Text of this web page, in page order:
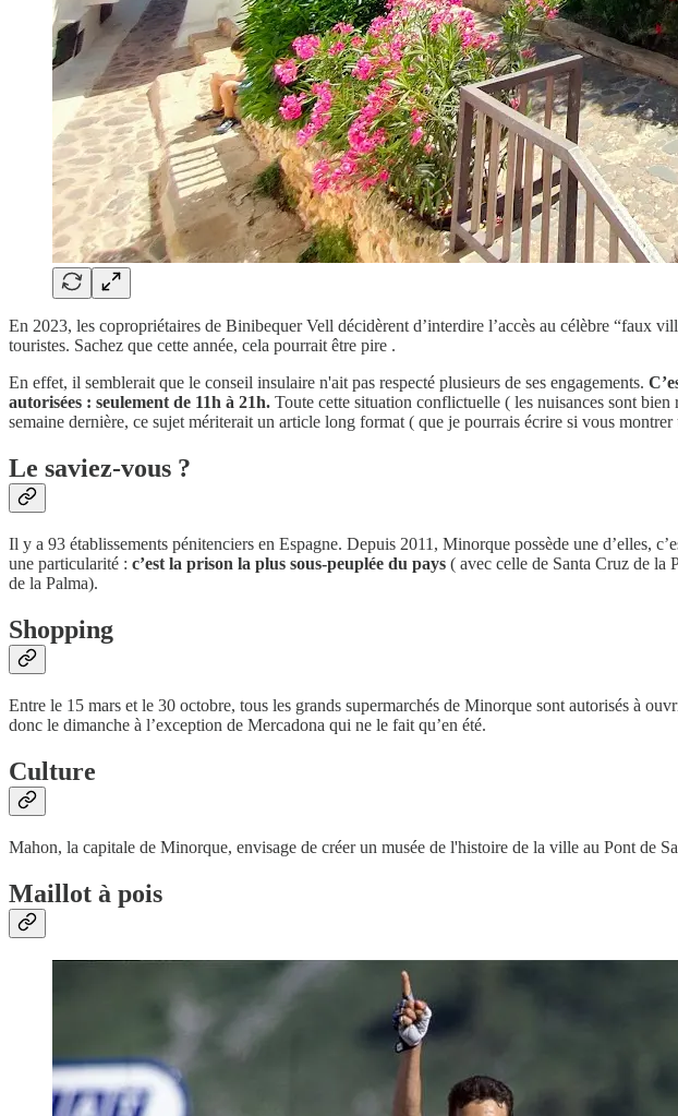
En 2023, les copropriétaires de Binibequer Vell décidèrent d’interdire l’accès au célèbre “faux
touristes. Sachez que cette année, cela pourrait être pire .
En effet, il semblerait que le conseil insulaire n'ait pas respecté plusieurs de ses engagements.
autorisées : seulement de 11h à 21h. Toute cette situation conflictuelle ( les nuisances sont
semaine dernière, ce sujet mériterait un article long format ( que je pourrais écrire si vous
Le saviez-vous ?
Il y a 93 établissements pénitenciers en Espagne. Depuis 2011, Minorque possède une d’elles,
une particularité : c’est la prison la plus sous-peuplée du pays ( avec celle de Santa Cruz de la
de la Palma).
Shopping
Entre le 15 mars et le 30 octobre, tous les grands supermarchés de Minorque sont autorisés à
donc le dimanche à l’exception de Mercadona qui ne le fait qu’en été.
Culture
Mahon, la capitale de Minorque, envisage de créer un musée de l'histoire de la ville au Pont de
Maillot à pois